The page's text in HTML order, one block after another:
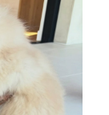
เต็มการสร้าง
วัตกรรมกลุ่ม
วยกระตุ้นการ
ล้ำลึก เหมือน
อผิวมีคอลลา